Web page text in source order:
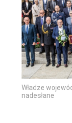
Władze
nadesłane